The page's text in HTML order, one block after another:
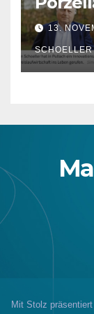
13.
SCHOELLER
Mit Stolz